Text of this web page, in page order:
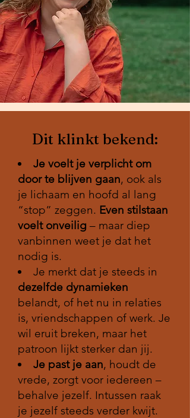
Dit klinkt bekend:
Je voelt je verplicht om
door te blijven gaan, ook als
je lichaam en hoofd al lang
“stop” zeggen. Even stilstaan
voelt onveilig – maar diep
vanbinnen weet je dat het
nodig is.
Je merkt dat je steeds in
dezelfde dynamieken
belandt, of het nu in relaties
is, vriendschappen of werk. Je
wil eruit breken, maar het
patroon lijkt sterker dan jij.
Je past je aan, houdt de
vrede, zorgt voor iedereen –
behalve jezelf. Intussen raak
je jezelf steeds verder kwijt.